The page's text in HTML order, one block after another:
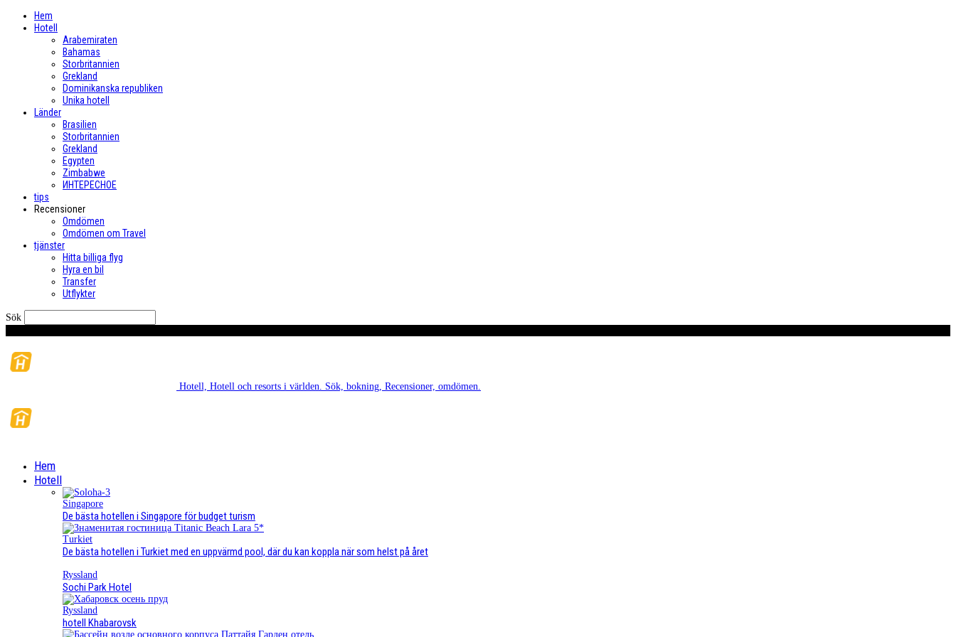
Hem
Hotell
Arabemiraten
Bahamas
Storbritannien
Grekland
Dominikanska republiken
Unika hotell
Länder
Brasilien
Storbritannien
Grekland
Egypten
Zimbabwe
ИНТЕРЕСНОЕ
tips
Recensioner
Omdömen
Omdömen om Travel
tjänster
Hitta billiga flyg
Hyra en bil
Transfer
Utflykter
Sök
Hotell, Hotell och resorts i världen. Sök, bokning, Recensioner, omdömen.
Hem
Hotell
Singapore
De bästa hotellen i Singapore för budget turism
Turkiet
De bästa hotellen i Turkiet med en uppvärmd pool, där du kan koppla när som helst på året
Ryssland
Sochi Park Hotel
Ryssland
hotell Khabarovsk